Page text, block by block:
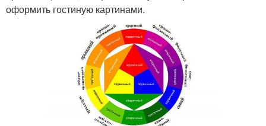
оформить гостиную картинами.